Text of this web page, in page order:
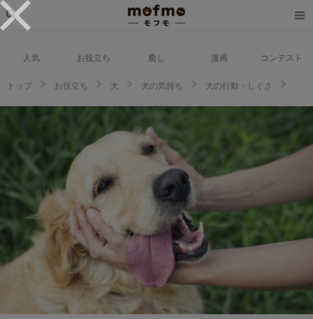
人気 お役立ち 癒し 漫画 コンテスト
トップ お役立ち 犬 犬の気持ち
犬の行動・しぐさ